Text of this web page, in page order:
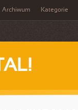
Archiwum Kategorie